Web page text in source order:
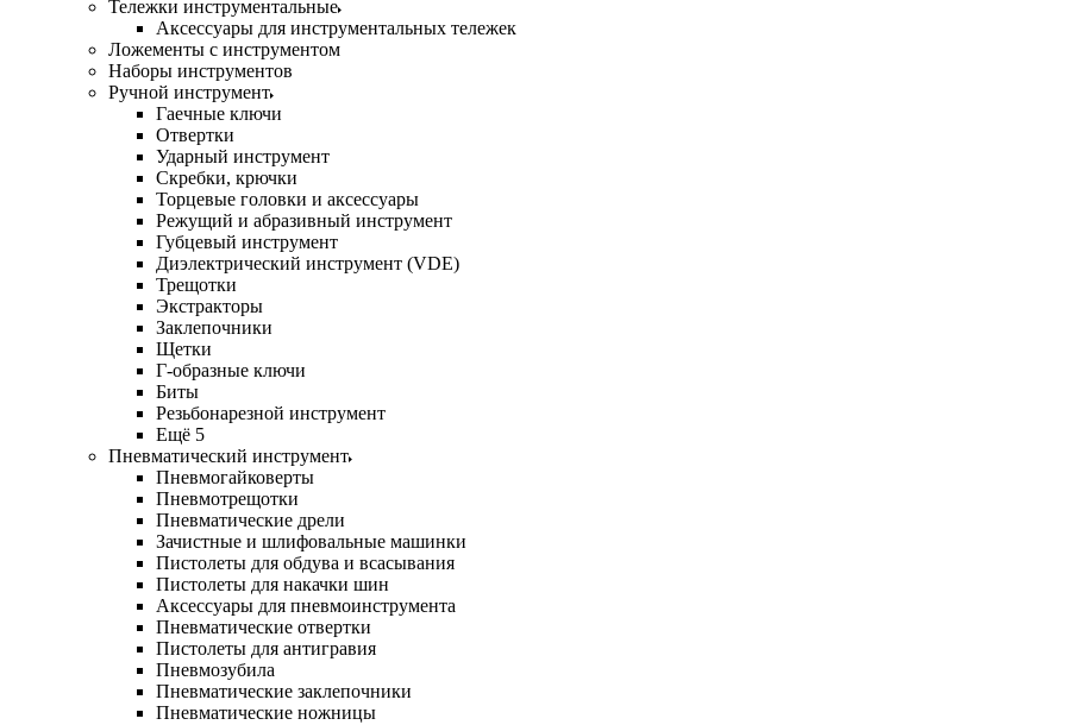
Тележки инструментальные
Аксессуары для инструментальных тележек
Ложементы с инструментом
Наборы инструментов
Ручной инструмент
Гаечные ключи
Отвертки
Ударный инструмент
Скребки, крючки
Торцевые головки и аксессуары
Режущий и абразивный инструмент
Губцевый инструмент
Диэлектрический инструмент (VDE)
Трещотки
Экстракторы
Заклепочники
Щетки
Г-образные ключи
Биты
Резьбонарезной инструмент
Ещё 5
Пневматический инструмент
Пневмогайковерты
Пневмотрещотки
Пневматические дрели
Зачистные и шлифовальные машинки
Пистолеты для обдува и всасывания
Пистолеты для накачки шин
Аксессуары для пневмоинструмента
Пневматические отвертки
Пистолеты для антигравия
Пневмозубила
Пневматические заклепочники
Пневматические ножницы